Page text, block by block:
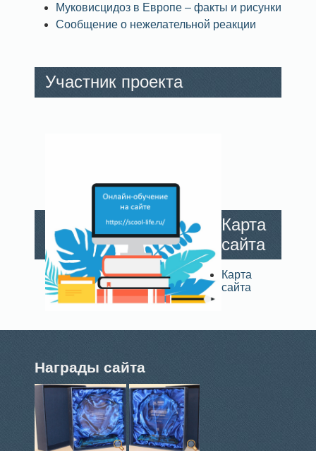
Муковисцидоз в Европе – факты и рисунки
Сообщение о нежелательной реакции
Участник проекта
Карта
сайта
Карта
сайта
Награды сайта